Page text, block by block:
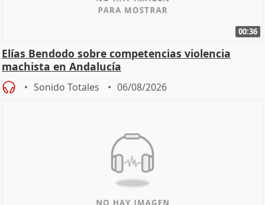
00:36
Elías Bendodo sobre competencias violencia
machista en Andalucía
Sonido Totales 06/08/2026